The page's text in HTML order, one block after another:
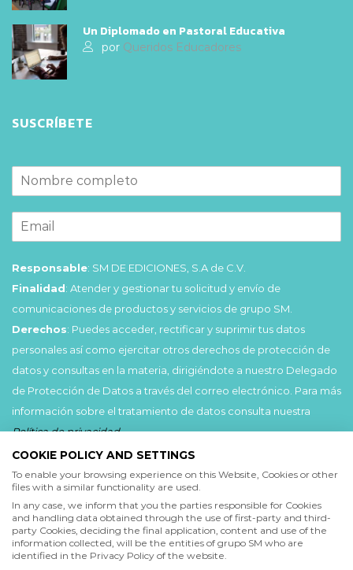
Un Diplomado en Pastoral Educativa
por Queridos Educadores
SUSCRÍBETE
Responsable: SM DE EDICIONES, S.A de C.V.
Finalidad: Atender y gestionar tu solicitud y envío de
comunicaciones de productos y servicios de grupo SM.
Derechos: Puedes acceder, rectificar y suprimir tus datos
personales así como ejercitar otros derechos de protección de
datos y consultas en la materia, dirigiéndote a nuestro Delegado
de Protección de Datos a través del correo electrónico. Para más
información sobre el tratamiento de datos consulta nuestra
Política de privacidad.
He leído y acepto lasCondiciones de uso
Política de privacidad
Acepto
COOKIE POLICY AND SETTINGS
To enable your browsing experience on this Website, Cookies or other
files with a similar functionality are used.
In any case, we inform that you the parties responsible for Cookies
and handling data obtained through the use of first-party and third-
party Cookies, deciding the final application, content and use of the
information collected, will be the entities of grupo SM who are
identified in the Privacy Policy of the website.